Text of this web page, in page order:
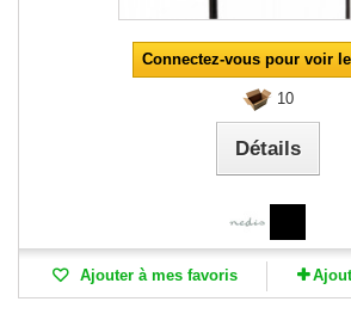
Connectez-vous pour voir
10
Détails
Ajouter à mes favoris